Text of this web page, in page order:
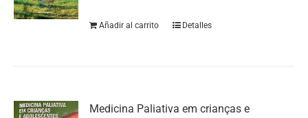
Añadir al carrito Detalles
Medicina Paliativa em crianças e